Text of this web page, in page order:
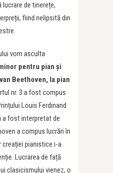
de tinerețe,
fiind nelipsită din
vom asculta
pentru pian și
Beethoven, la pian
nr. 3 a fost compus
Louis Ferdinand
a fost interpretat de
a compus lucrări în
creației pianistice i-a
Lucrarea de față
clasicismului vienez, o